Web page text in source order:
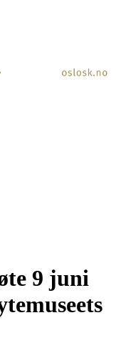
9 juni